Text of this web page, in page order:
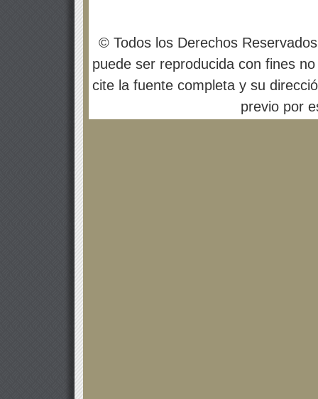
© Todos los Derechos
puede ser reproducida con fines
cite la fuente completa y su
previo por